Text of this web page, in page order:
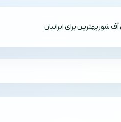
آف شوربهترین برای ایرانیان